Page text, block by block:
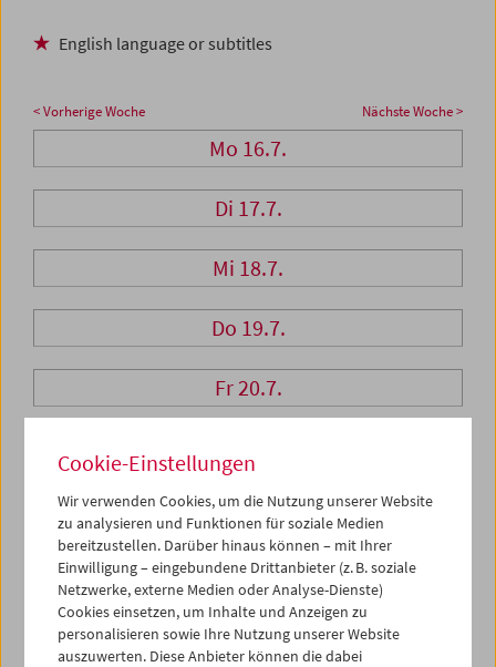
English language or subtitles
< Vorherige Woche Nächste Woche >
Mo 16.7.
Di 17.7.
Mi 18.7.
Do 19.7.
Fr 20.7.
So 22.7.
PROGRAMM ÜBERBLICK
Cookie-Einstellungen
Wir verwenden Cookies, um die Nutzung unserer Website
zu analysieren und Funktionen für soziale Medien
bereitzustellen. Darüber hinaus können – mit Ihrer
Einwilligung – eingebundene Drittanbieter (z. B. soziale
Netzwerke, externe Medien oder Analyse-Dienste)
Cookies einsetzen, um Inhalte und Anzeigen zu
personalisieren sowie Ihre Nutzung unserer Website
auszuwerten. Diese Anbieter können die dabei